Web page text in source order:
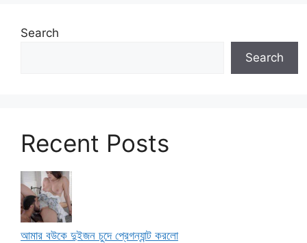
Search
Search
Recent Posts
আমার বউকে দুইজন চুদে প্রেগন্যান্ট করলো